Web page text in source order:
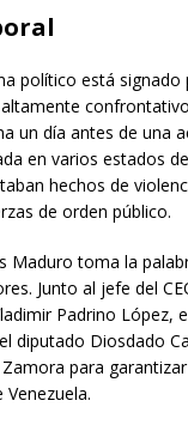
político está signado
un día antes de una
en varios estados
hechos de
de orden público.
Maduro toma la
Junto al jefe del
Padrino López,
diputado Diosdado
para